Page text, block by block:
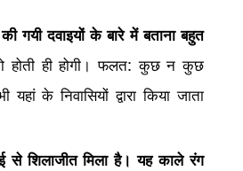
गयी दवाइयों के बारे में बताना बहुत
होती ही होगी। फलत: कुछ न कुछ
के निवासियों द्वारा किया जाता
से शिलाजीत मिला है। यह काले रंग